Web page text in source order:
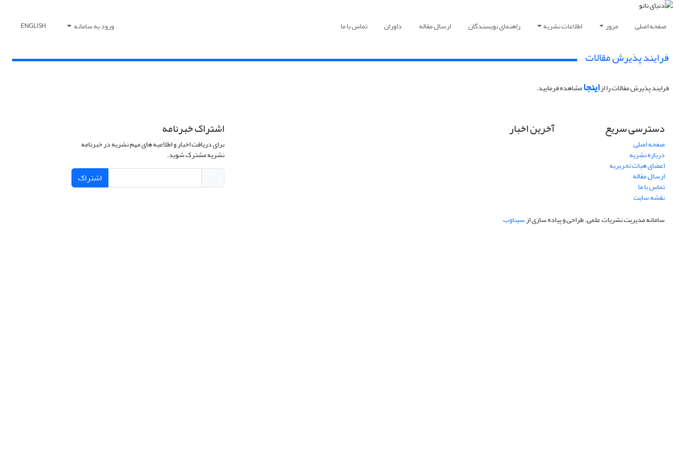
صفحه اصلی مرور اطلاعات نشریه راهنمای نویسندگان ارسال مقاله داوران تماس با ما ورود به سامانه ENGLISH
فرایند پذیرش مقالات
فرایند پذیرش مقالات را ازاینجامشاهده فرمایید.
دسترسی سریع
صفحه اصلی
درباره نشریه
اعضای هیات تحریریه
ارسال مقاله
تماس با ما
نقشه سایت
آخرین اخبار اشتراک خبرنامه
برای دریافت اخبار و اطلاعیه های مهم نشریه در خبرنامه
نشریه مشترک شوید.
اشتراک
سامانه مدیریت نشریات علمی.طراحی و پیاده سازی ازسیناوب